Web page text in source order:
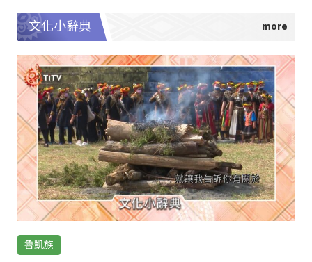
文化小辭典
魯凱族